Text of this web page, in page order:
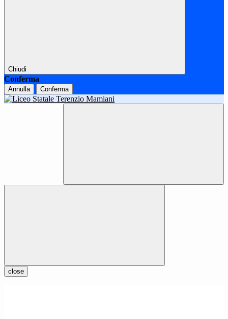
Chiudi
Conferma
Annulla Conferma
close